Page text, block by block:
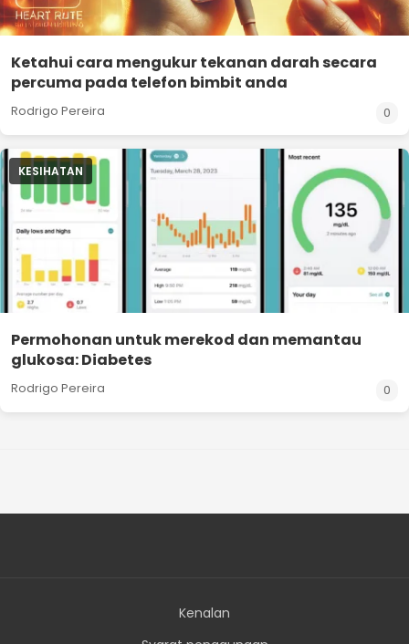
Ketahui cara mengukur tekanan darah secara
percuma pada telefon bimbit anda
Rodrigo Pereira 0
KESIHATAN
Permohonan untuk merekod dan memantau
glukosa: Diabetes
Rodrigo Pereira 0
Kenalan